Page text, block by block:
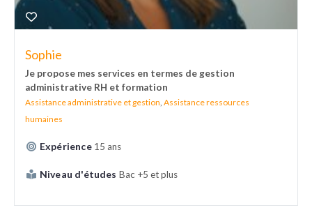
Sophie
Je propose mes services en termes de gestion
administrative RH et formation
Assistance administrative et gestion Assistance ressources
humaines
Expérience 15 ans
Niveau d'études Bac +5 et plus